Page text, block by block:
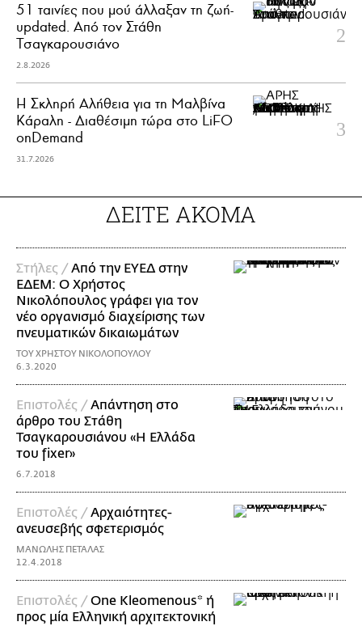
51 ταινίες που μού άλλαξαν τη ζωή-
updated. Aπό τον Στάθη
Τσαγκαρουσιάνο
2.8.2026
Η Σκληρή Αλήθεια για τη Μαλβίνα
Κάραλη - Διαθέσιμη τώρα στo LiFO
onDemand
31.7.2026
ΔΕΙΤΕ ΑΚΟΜΑ
Στήλες /Από την ΕΥΕΔ στην
ΕΔΕΜ: Ο Χρήστος
Νικολόπουλος γράφει για τον
νέο οργανισμό διαχείρισης των
πνευματικών δικαιωμάτων
ΤΟΥ ΧΡΗΣΤΟΥ ΝΙΚΟΛΟΠΟΥΛΟΥ
6.3.2020
Επιστολές /Απάντηση στο
άρθρο του Στάθη
Τσαγκαρουσιάνου «Η Ελλάδα
του fixer»
6.7.2018
Επιστολές /Αρχαιότητες-
ανευσεβής σφετερισμός
ΜΑΝΩΛΗΣ ΠΕΤΑΛΑΣ
12.4.2018
Επιστολές /One Kleomenous* ή
προς μία Ελληνική αρχιτεκτονική